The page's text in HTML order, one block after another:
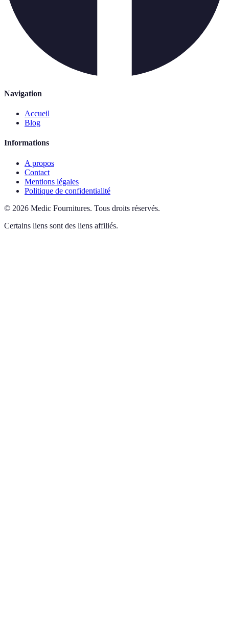
Navigation
Accueil
Blog
Informations
A propos
Contact
Mentions légales
Politique de confidentialité
© 2026 Medic Fournitures. Tous droits réservés.
Certains liens sont des liens affiliés.